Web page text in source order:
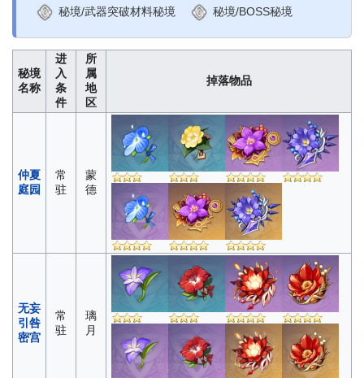
秘境/武器突破材料秘境 秘境/BOSS秘境
秘境
名称
进
入
条
件
所
属
地
区
掉落物品
仲夏
庭园
常
驻
蒙
德
无妄
引咎
密宫
常
驻
璃
月